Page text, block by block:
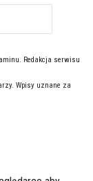
. Redakcja serwisu
Wpisy uznane za